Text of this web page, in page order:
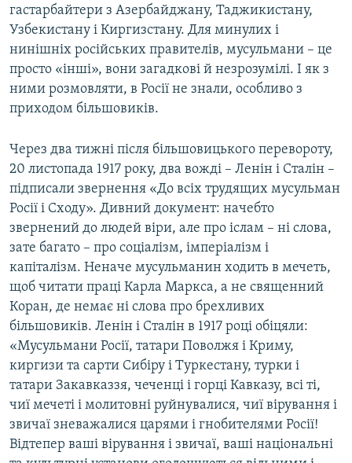
гастарбайтери з Азербайджану, Таджикистану,
Узбекистану і Киргизстану. Для минулих і
нинішніх російських правителів, мусульмани – це
просто «інші», вони загадкові й незрозумілі. І як з
ними розмовляти, в Росії не знали, особливо з
приходом більшовиків.
Через два тижні після більшовицького перевороту,
20 листопада 1917 року, два вожді – Ленін і Сталін –
підписали звернення «До всіх трудящих мусульман
Росії і Сходу». Дивний документ: начебто
звернений до людей віри, але про іслам – ні слова,
зате багато – про соціалізм, імперіалізм і
капіталізм. Неначе мусульманин ходить в мечеть,
щоб читати праці Карла Маркса, а не священний
Коран, де немає ні слова про брехливих
більшовиків. Ленін і Сталін в 1917 році обіцяли:
«Мусульмани Росії, татари Поволжя і Криму,
киргизи та сарти Сибіру і Туркестану, турки і
татари Закавказзя, чеченці і горці Кавказу, всі ті,
чиї мечеті і молитовні руйнувалися, чиї вірування і
звичаї зневажалися царями і гнобителями Росії!
Відтепер ваші вірування і звичаї, ваші національні